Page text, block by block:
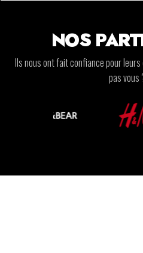
NOS
Ils nous ont fait confiance pour
pas vous